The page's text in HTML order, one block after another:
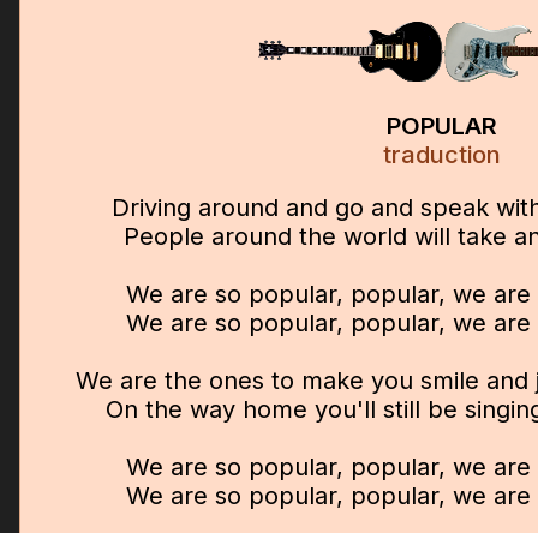
POPULAR
traduction
Driving around and go and speak
People around the world will take
We are so popular, popular, we
We are so popular, popular, we
We are the ones to make you smile
On the way home you'll still be
We are so popular, popular, we
We are so popular, popular, we